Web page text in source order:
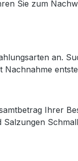
Sie zum
an.
Nachnahme
Ihrer
Salzungen